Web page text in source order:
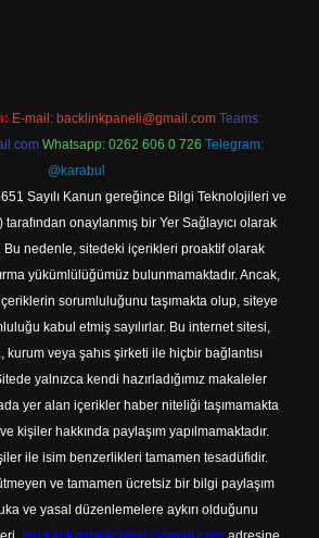
E-mail: backlinkpaneli@gmail.com Teams:
Whatsapp: 0262 606 0 726 Telegram:
@karabul
Sayılı Kanun gereğince Bilgi Teknolojileri ve
tarafından onaylanmış bir Yer Sağlayıcı olarak
Bu nedenle, sitedeki içerikleri proaktif olarak
yükümlülüğümüz bulunmamaktadır. Ancak,
sorumluluğunu taşımakta olup, siteye
kabul etmiş sayılırlar. Bu internet sitesi,
kurum veya şahıs şirketi ile hiçbir bağlantısı
yalnızca kendi hazırladığımız makaleler
yer alan içerikler haber niteliği taşımamakta
kişiler hakkında paylaşım yapılmamaktadır.
ile isim benzerlikleri tamamen tesadüfidir.
ve tamamen ücretsiz bir bilgi paylaşım
ve yasal düzenlemelere aykırı olduğunu